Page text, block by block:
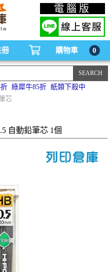
保碳粉匣,連續供墨印表機-office24列印
手機版
電腦版
冊 購物車 0
綠犀牛85折 紙類下殺中
芯
自動鉛筆芯 1個